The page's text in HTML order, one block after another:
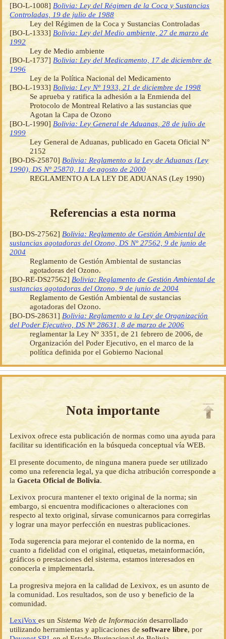
[BO-L-1008] Bolivia: Ley del Régimen de la Coca y Sustancias
Controladas, 19 de julio de 1988
Ley del Régimen de la Coca y Sustancias Controladas
[BO-L-1333] Bolivia: Ley del Medio ambiente, 27 de marzo de
1992
Ley de Medio ambiente
[BO-L-1737] Bolivia: Ley del Medicamento, 17 de diciembre de
1996
Ley de la Política Nacional del Medicamento
[BO-L-1933] Bolivia: Ley Nº 1933, 21 de diciembre de 1998
Se aprueba y ratifica la adhesión a la Enmienda del
Protocolo de Montreal Relativo a las sustancias que
Agotan la Capa de Ozono
[BO-L-1990] Bolivia: Ley General de Aduanas, 28 de julio de
1999
Ley General de Aduanas, publicado en Gaceta Oficial N°
2152
[BO-DS-25870] Bolivia: Reglamento a la Ley de Aduanas (Ley
1990), DS Nº 25870, 11 de agosto de 2000
REGLAMENTO A LA LEY DE ADUANAS (Ley 1990)
Referencias a esta norma
[BO-DS-27562] Bolivia: Reglamento de Gestión Ambiental de
sustancias agotadoras del Ozono, DS Nº 27562, 9 de junio de
2004
Reglamento de Gestión Ambiental de sustancias
agotadoras del Ozono.
[BO-RE-DS27562] Bolivia: Reglamento de Gestión Ambiental de
sustancias agotadoras del Ozono, 9 de junio de 2004
Reglamento de Gestión Ambiental de sustancias
agotadoras del Ozono.
[BO-DS-28631]Bolivia: Reglamento a la Ley de Organización
del Poder Ejecutivo, DS Nº 28631, 8 de marzo de 2006
reglamentar la Ley Nº 3351, de 21 febrero de 2006, de
Organización del Poder Ejecutivo, en el marco de la
política definida por el Gobierno Nacional
Nota importante
Lexivox ofrece esta publicación de normas como una ayuda para
facilitar su identificación en la búsqueda conceptual vía WEB.
El presente documento, de ninguna manera puede ser utilizado
como una referencia legal, ya que dicha atribución corresponde a
laGaceta Oficial de Bolivia.
Lexivox procura mantener el texto original de la norma; sin
embargo, si encuentra modificaciones o alteraciones con
respecto al texto original, sírvase comunicarnos para corregirlas
y lograr una mayor perfección en nuestras publicaciones.
Toda sugerencia para mejorar el contenido de la norma, en
cuanto a fidelidad con el original, etiquetas, metainformación,
gráficos o prestaciones del sistema, estamos interesados en
conocerla e implementarla.
La progresiva mejora en la calidad de Lexivox, es un asunto de
la comunidad. Los resultados, son de uso y beneficio de la
comunidad.
LexiVoxes unSistema Web de Información desarrollado
utilizando herramientas y aplicaciones desoftware libre, por